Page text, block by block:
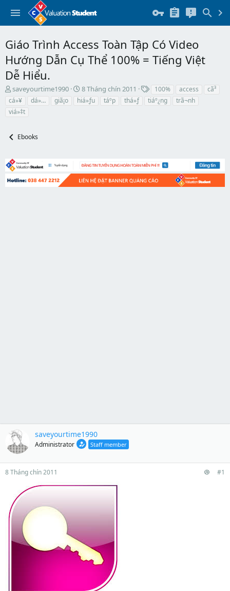
Giáo Trình Access Toàn Tập Có Video
Hướng Dẫn Cụ Thể 100% = Tiếng Việt
Dễ Hiểu.
T
h
r
e
d
a
r
t
saveyourtime1990
N
g
ầ
u
8 Tháng chín 2011
h
100% access
cã³
cá»¥
dá»… giã¡o hiá»ƒu táº­p thá»ƒ tiáº¿ng
trã¬nh
viá»‡t
Ebooks
saveyourtime1990
Administrator Staff member
8 Tháng chín 2011 #1